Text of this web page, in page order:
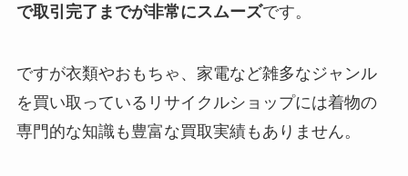
で取引完了までが非常にスムーズです。
ですが衣類やおもちゃ、家電など雑多なジャンル
を買い取っているリサイクルショップには着物の
専門的な知識も豊富な買取実績もありません。